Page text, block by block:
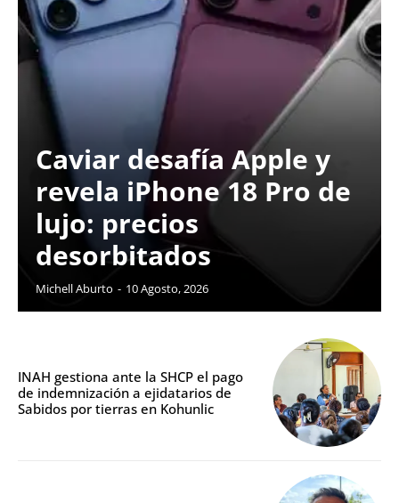
Caviar desafía Apple y
revela iPhone 18 Pro de
lujo: precios
desorbitados
Michell Aburto - 10 Agosto, 2026
INAH gestiona ante la SHCP el pago
de indemnización a ejidatarios de
Sabidos por tierras en Kohunlic